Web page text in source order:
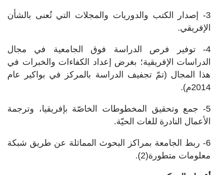
3- إصدار الكتب والدوريات والمجلات التي تُعنى بالشأن
الإفريقي.
4- توفير فرص الدراسة فوق الجامعية في مجال
الدراسات الإفريقية؛ بغرض إعداد الكفاءات والخبرات في
هذا المجال (تمّ تجفيف الدراسة بالمركز في بواكير عام
2014م).
5- جمع وتحقيق المخطوطات الخاصّة بإفريقيا، وترجمة
الأعمال النادرة للغات الحيّة.
6- ربط الجامعة بمراكز البحوث المماثلة عن طريق شبكة
معلومات متطورة(2).